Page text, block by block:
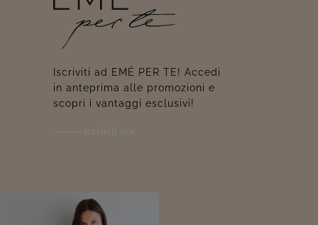
Iscriviti ad EMÉ PER TE! Accedi
in anteprima alle promozioni e
scopri i vantaggi esclusivi!
Iscriviti ora